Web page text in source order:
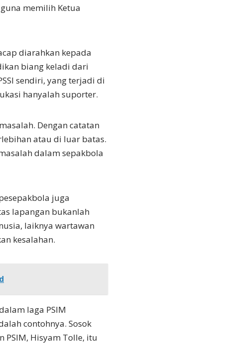
memilih Ketua
diarahkan kepada
biang keladi dari
sendiri, yang terjadi di
hanyalah suporter.
Dengan catatan
atau di luar batas.
dalam sepakbola
juga
lapangan bukanlah
laiknya wartawan
kesalahan.
laga PSIM
contohnya. Sosok
PSIM, Hisyam Tolle, itu